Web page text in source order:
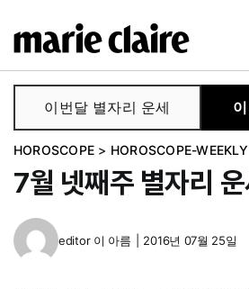
텐
로
너
이번달 별자리 운세
HOROSCOPE > HOROSCOPE-WEEKLY
7월 넷째주 별자리 운
editor 이 아름 2016년 07월 25일